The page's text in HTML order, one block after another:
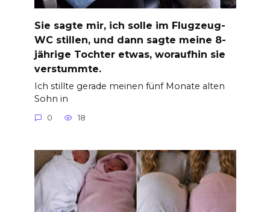
Sie sagte mir, ich solle im Flugzeug-
WC stillen, und dann sagte meine 8-
jährige Tochter etwas, woraufhin sie
verstummte.
Ich stillte gerade meinen fünf Monate alten
Sohn in
0 18